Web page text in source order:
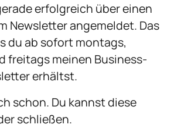
erfolgreich über einen
Newsletter angemeldet. Das
du ab sofort montags,
freitags meinen Business-
erhältst.
schon. Du kannst diese
schließen.